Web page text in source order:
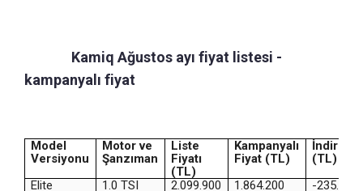
Kamiq Ağustos ayı fiyat listesi -
kampanyalı fiyat
Model
Versiyonu
Motor ve
Şanzıman
Liste
Fiyatı
(TL)
Kampanyalı
Fiyat (TL)
İndirim
(TL)
Elite
1.0 TSI
2.099.900 1.864.200 -235.700